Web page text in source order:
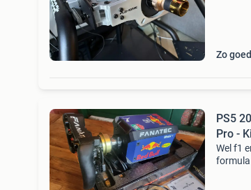
Zo
PS5
Pro -
Wel f1
formula